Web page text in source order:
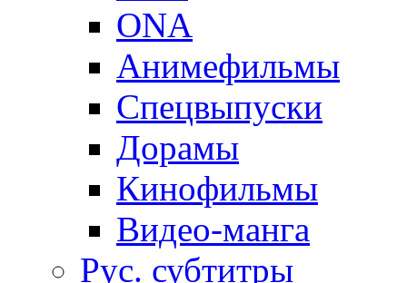
ONA
Анимефильмы
Спецвыпуски
Дорамы
Кинофильмы
Видео-манга
Рус. субтитры